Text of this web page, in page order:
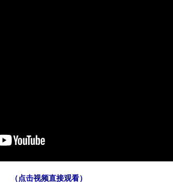
（点击视频直接观看）